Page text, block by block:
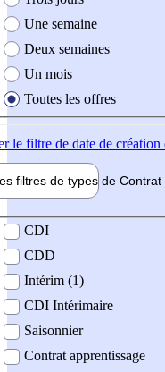
Une semaine
Deux semaines
Un mois
Toutes les offres
le filtre de date de création
filtres de types de Contrat
contrat
CDI
CDD
Intérim (1)
CDI Intérimaire
Saisonnier
Contrat apprentissage